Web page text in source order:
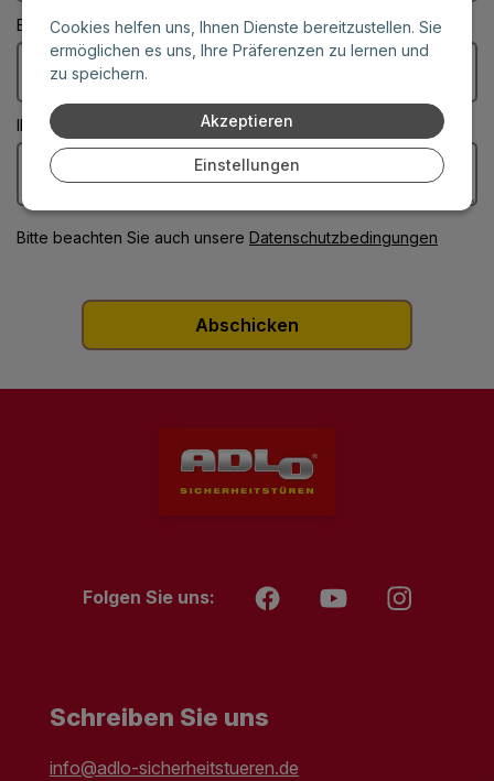
Cookies helfen uns, Ihnen Dienste bereitzustellen. Sie
ermöglichen es uns, Ihre Präferenzen zu lernen und
zu speichern.
Akzeptieren
Einstellungen
E-Mail: (Diese Felder sind Pflichtangaben)
Ihre Nachricht: (Diese Felder sind Pflichtangaben)
Bitte beachten Sie auch unsere Datenschutzbedingungen
Folgen Sie uns:
Schreiben Sie uns
info@adlo-sicherheitstueren.de